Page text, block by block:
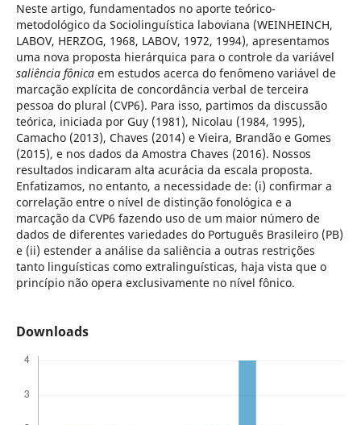
Neste artigo, fundamentados no aporte teórico-
metodológico da Sociolinguística laboviana (WEINHEINCH,
LABOV, HERZOG, 1968, LABOV, 1972, 1994), apresentamos
uma nova proposta hierárquica para o controle da variável
saliência fônicaem estudos acerca do fenômeno variável de
marcação explícita de concordância verbal de terceira
pessoa do plural (CVP6). Para isso, partimos da discussão
teórica, iniciada por Guy (1981), Nicolau (1984, 1995),
Camacho (2013), Chaves (2014) e Vieira, Brandão e Gomes
(2015), e nos dados da Amostra Chaves (2016). Nossos
resultados indicaram alta acurácia da escala proposta.
Enfatizamos, no entanto, a necessidade de: (i) confirmar a
correlação entre o nível de distinção fonológica e a
marcação da CVP6 fazendo uso de um maior número de
dados de diferentes variedades do Português Brasileiro (PB)
e (ii) estender a análise da saliência a outras restrições
tanto linguísticas como extralinguísticas, haja vista que o
princípio não opera exclusivamente no nível fônico.
Downloads